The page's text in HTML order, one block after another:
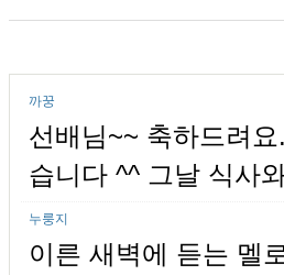
까꿍
선배님~~ 축하드려
습니다 ^^ 그날 식사
누룽지
이른 새벽에 듣는 멜